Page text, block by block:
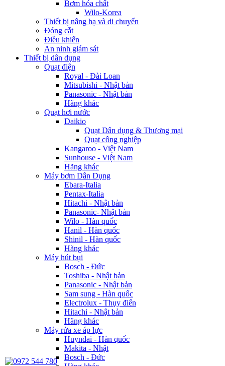
Bơm hóa chất
Wilo-Korea
Thiết bị nâng hạ và di chuyển
Đóng cắt
Điều khiển
An ninh giám sát
Thiết bị dân dụng
Quạt điện
Royal - Đài Loan
Mitsubishi - Nhật bản
Panasonic - Nhật bản
Hãng khác
Quạt hơi nước
Daikio
Quạt Dân dụng & Thương mại
Quạt công nghiệp
Kangaroo - Việt Nam
Sunhouse - Việt Nam
Hãng khác
Máy bơm Dân Dụng
Ebara-Italia
Pentax-Italia
Hitachi - Nhật bản
Panasonic- Nhật bản
Wilo - Hàn quốc
Hanil - Hàn quốc
Shinil - Hàn quốc
Hãng khác
Máy hút bụi
Bosch - Đức
Toshiba - Nhật bản
Panasonic - Nhật bản
Sam sung - Hàn quốc
Electrolux - Thụy điển
Hitachi - Nhật bản
Hãng khác
Máy rửa xe áp lực
Huyndai - Hàn quốc
Makita - Nhật
Bosch - Đức